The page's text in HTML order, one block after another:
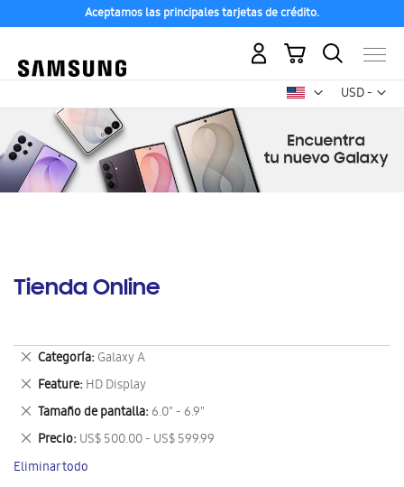
Aceptamos las principales tarjetas de crédito.
USD -
dólar
Mi carrito
Tienda Online
Categoría Galaxy A
Eliminar
este
artículo
Feature HD Display
Eliminar
este
artículo
Tamaño de pantalla 6.0" - 6.9"
Eliminar
este
artículo
Precio US$ 500.00 - US$ 599.99
Eliminar
este
artículo
Eliminar todo